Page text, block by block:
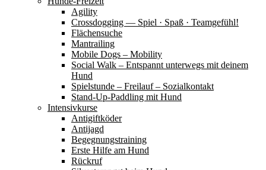
Agility
Crossdogging — Spiel · Spaß · Teamgefühl!
Flächensuche
Mantrailing
Mobile Dogs – Mobility
Social Walk – Entspannt unterwegs mit deinem
Hund
Spielstunde – Freilauf – Sozialkontakt
Stand-Up-Paddling mit Hund
Intensivkurse
Antigiftköder
Antijagd
Begegnungstraining
Erste Hilfe am Hund
Rückruf